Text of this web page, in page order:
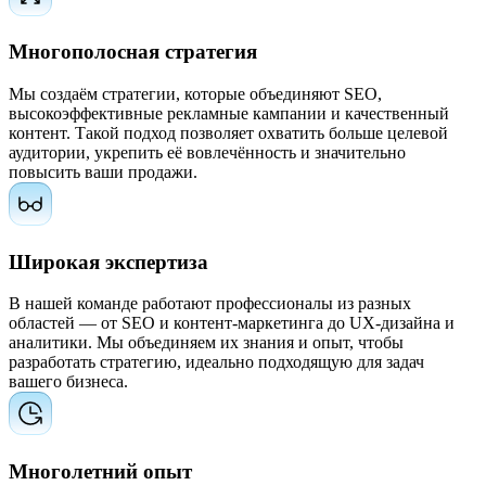
Многополосная стратегия
Мы создаём стратегии, которые объединяют SEO,
высокоэффективные рекламные кампании и качественный
контент. Такой подход позволяет охватить больше целевой
аудитории, укрепить её вовлечённость и значительно
повысить ваши продажи.
Широкая экспертиза
В нашей команде работают профессионалы из разных
областей — от SEO и контент-маркетинга до UX-дизайна и
аналитики. Мы объединяем их знания и опыт, чтобы
разработать стратегию, идеально подходящую для задач
вашего бизнеса.
Многолетний опыт